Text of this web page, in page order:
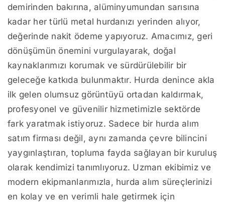
demirinden bakırına, alüminyumundan sarısına
kadar her türlü metal hurdanızı yerinden alıyor,
değerinde nakit ödeme yapıyoruz. Amacımız, geri
dönüşümün önemini vurgulayarak, doğal
kaynaklarımızı korumak ve sürdürülebilir bir
geleceğe katkıda bulunmaktır. Hurda denince akla
ilk gelen olumsuz görüntüyü ortadan kaldırmak,
profesyonel ve güvenilir hizmetimizle sektörde
fark yaratmak istiyoruz. Sadece bir hurda alım
satım firması değil, aynı zamanda çevre bilincini
yaygınlaştıran, topluma fayda sağlayan bir kuruluş
olarak kendimizi tanımlıyoruz. Uzman ekibimiz ve
modern ekipmanlarımızla, hurda alım süreçlerinizi
en kolay ve en verimli hale getirmek için